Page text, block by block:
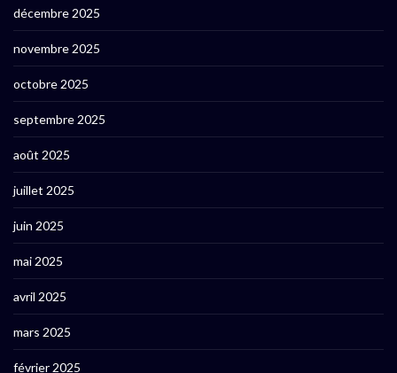
décembre 2025
novembre 2025
octobre 2025
septembre 2025
août 2025
juillet 2025
juin 2025
mai 2025
avril 2025
mars 2025
février 2025